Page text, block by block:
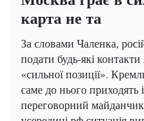
карта не та
За словами Чаленка,
подати будь-які
«сильної позиції».
саме до нього приходять
переговорний